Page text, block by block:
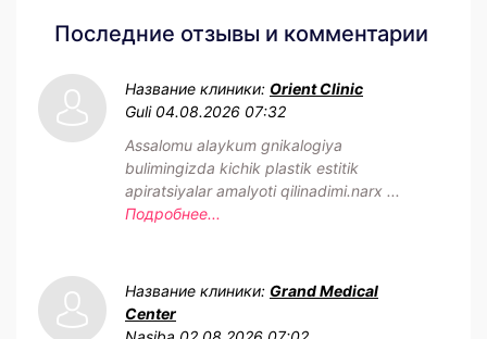
Последние отзывы и комментарии
Название клиники: Orient Clinic
Guli 04.08.2026 07:32
Assalomu alaykum gnikalogiya
bulimingizda kichik plastik estitik
apiratsiyalar amalyoti qilinadimi.narx ...
Подробнее...
Название клиники: Grand Medical
Center